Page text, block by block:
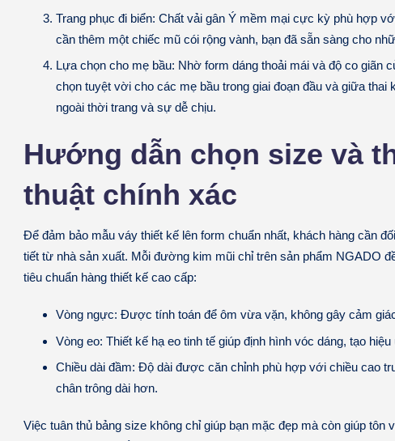
Trang phục đi biển: Chất vải gân Ý mềm mại cực kỳ phù hợp
cần thêm một chiếc mũ cói rộng vành, bạn đã sẵn sàng cho
Lựa chọn cho mẹ bầu: Nhờ form dáng thoải mái và độ co giãn
chọn tuyệt vời cho các mẹ bầu trong giai đoạn đầu và giữa
ngoài thời trang và sự dễ chịu.
Hướng dẫn chọn size và
thuật chính xác
Để đảm bảo mẫu váy thiết kế lên form chuẩn nhất, khách hàng cần
tiết từ nhà sản xuất. Mỗi đường kim mũi chỉ trên sản phẩm NGADO
tiêu chuẩn hàng thiết kế cao cấp:
Vòng ngực: Được tính toán để ôm vừa vặn, không gây cảm
Vòng eo: Thiết kế hạ eo tinh tế giúp định hình vóc dáng, tạo
Chiều dài đầm: Độ dài được căn chỉnh phù hợp với chiều cao
chân trông dài hơn.
Việc tuân thủ bảng size không chỉ giúp bạn mặc đẹp mà còn giúp tôn